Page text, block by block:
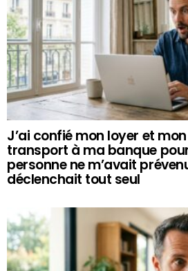
J’ai confié mon loyer et
transport à ma banque
personne ne m’avait
déclenchait tout seul